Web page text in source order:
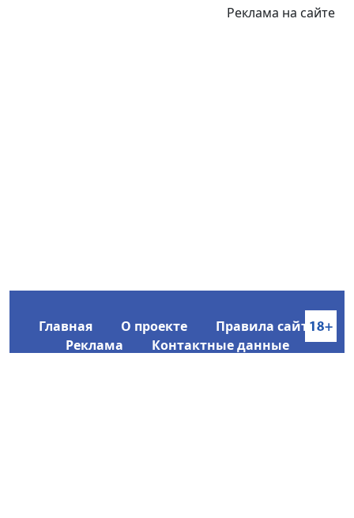
Реклама на сайте
Главная О проекте
Правила сайта
Реклама
Контактные данные